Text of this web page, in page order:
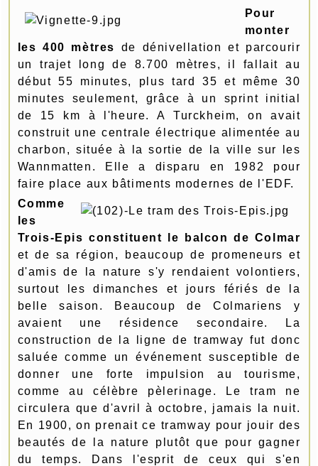
Pour
monter
les 400 mètres
de dénivellation et parcourir
un trajet long de 8.700 mètres, il fallait au
début 55 minutes, plus tard 35 et même 30
minutes seulement, grâce à un sprint initial
de 15 km à l'heure. A Turckheim, on avait
construit une centrale électrique alimentée au
charbon, située à la sortie de la ville sur les
Wannmatten. Elle a disparu en 1982 pour
faire place aux bâtiments modernes de l'EDF.
Comme
les
Trois-Epis constituent le balcon de Colmar
et de sa région, beaucoup de promeneurs et
d'amis de la nature s'y rendaient volontiers,
surtout les dimanches et jours fériés de la
belle saison. Beaucoup de Colmariens y
avaient une résidence secondaire. La
construction de la ligne de tramway fut donc
saluée comme un événement susceptible de
donner une forte impulsion au tourisme,
comme au célèbre pèlerinage. Le tram ne
circulera que d'avril à octobre, jamais la nuit.
En 1900, on prenait ce tramway pour jouir des
beautés de la nature plutôt que pour gagner
du temps. Dans l'esprit de ceux qui s'en